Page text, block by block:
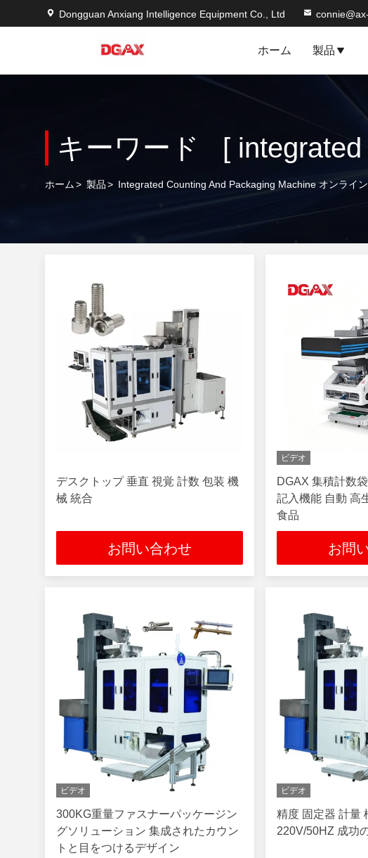
Dongguan Anxiang Intelligence Equipment Co., Ltd
ホーム 製品
ホーム> 製品> Integrated Counting And Packaging Machine オンライ
デスクトップ 垂直 視覚 計数 包装 機
械 統合
お問い合わせ
ビデオ
DGAX 集積計数
記入機能 自動 高
食品
お問
ビデオ
300KG重量ファスナーパッケージン
グソリューション 集成されたカウン
トと目をつけるデザイン
ビデオ
精度 固定器 計量
220V/50HZ 成功